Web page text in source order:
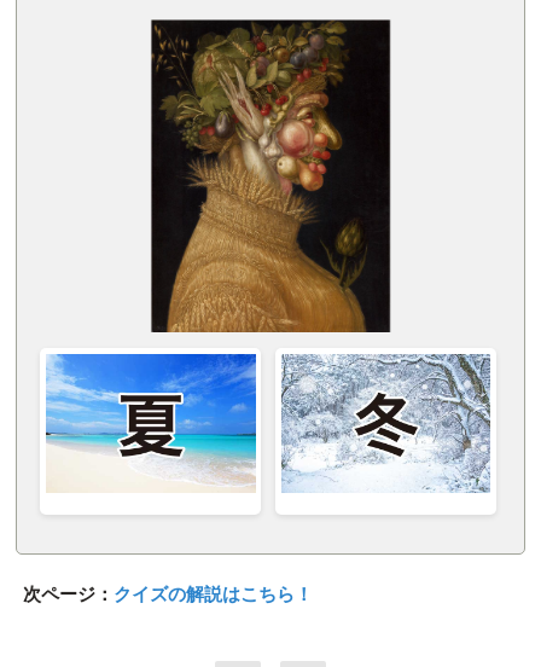
次ページ： クイズの解説はこちら！